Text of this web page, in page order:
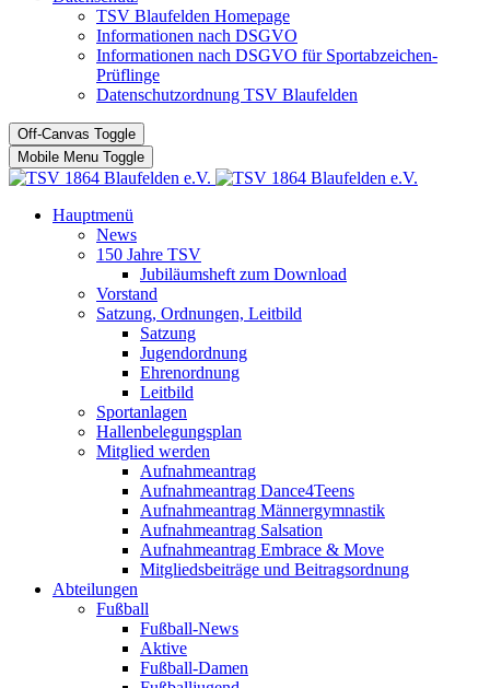
TSV Blaufelden Homepage
Informationen nach DSGVO
Informationen nach DSGVO für Sportabzeichen-
Prüflinge
Datenschutzordnung TSV Blaufelden
Off-Canvas Toggle
Mobile Menu Toggle
Hauptmenü
News
150 Jahre TSV
Jubiläumsheft zum Download
Vorstand
Satzung, Ordnungen, Leitbild
Satzung
Jugendordnung
Ehrenordnung
Leitbild
Sportanlagen
Hallenbelegungsplan
Mitglied werden
Aufnahmeantrag
Aufnahmeantrag Dance4Teens
Aufnahmeantrag Männergymnastik
Aufnahmeantrag Salsation
Aufnahmeantrag Embrace & Move
Mitgliedsbeiträge und Beitragsordnung
Abteilungen
Fußball
Fußball-News
Aktive
Fußball-Damen